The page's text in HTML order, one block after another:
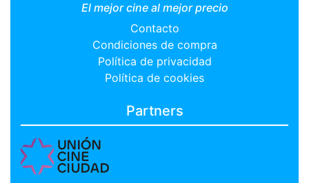
El mejor cine al mejor precio
Contacto
Condiciones de compra
Política de privacidad
Política de cookies
Partners